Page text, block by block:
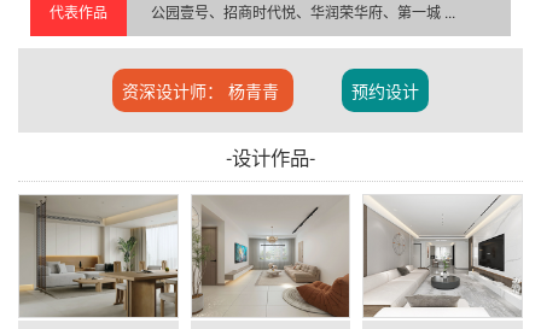
代表作品 公园壹号、招商时代悦、华润荣华府、第一城...
资深设计师： 杨青青 预约设计
-设计作品-